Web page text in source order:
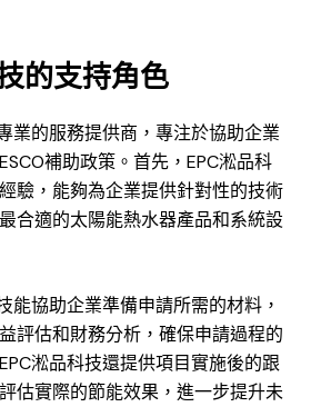
的支持角色
業的服務提供商，專注於協助企業
補助政策。首先，EPC淞品科
驗，能夠為企業提供針對性的技術
合適的太陽能熱水器產品和系統設
能協助企業準備申請所需的材料，
評估和財務分析，確保申請過程的
淞品科技還提供項目實施後的跟
估實際的節能效果，進一步提升未